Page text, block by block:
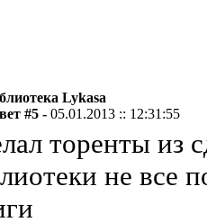
Lykasa
#5 -05.01.2013 :: 12:31:55
торенты из
не все